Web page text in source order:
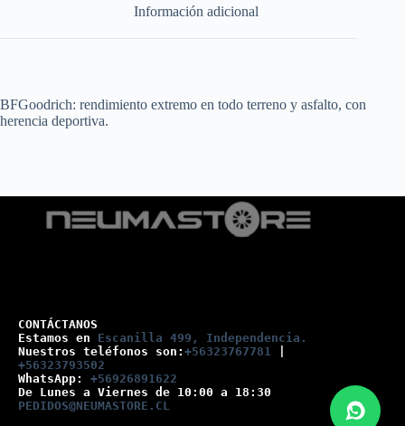
Información adicional
BFGoodrich: rendimiento extremo en todo terreno y asfalto, con
herencia deportiva.
CONTÁCTANOS
Estamos en Escanilla 499, Independencia.
Nuestros teléfonos son: +56323767781
+56323793502
WhatsApp: +56926891622
De Lunes a Viernes de 10:00 a 18:30
PEDIDOS@NEUMASTORE.CL